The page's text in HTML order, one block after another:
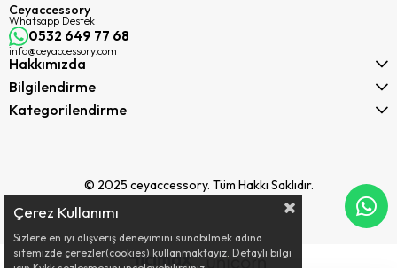
Ceyaccessory
Whatsapp Destek
0532 649 77 68
info@ceyaccessory.com
Hakkımızda
Bilgilendirme
Kategorilendirme
© 2025 ceyaccessory. Tüm Hakkı Saklıdır.
Çerez Kullanımı
Sizlere en iyi alışveriş deneyimini sunabilmek adına
sitemizde çerezler(cookies) kullanmaktayız. Detaylı bilgi